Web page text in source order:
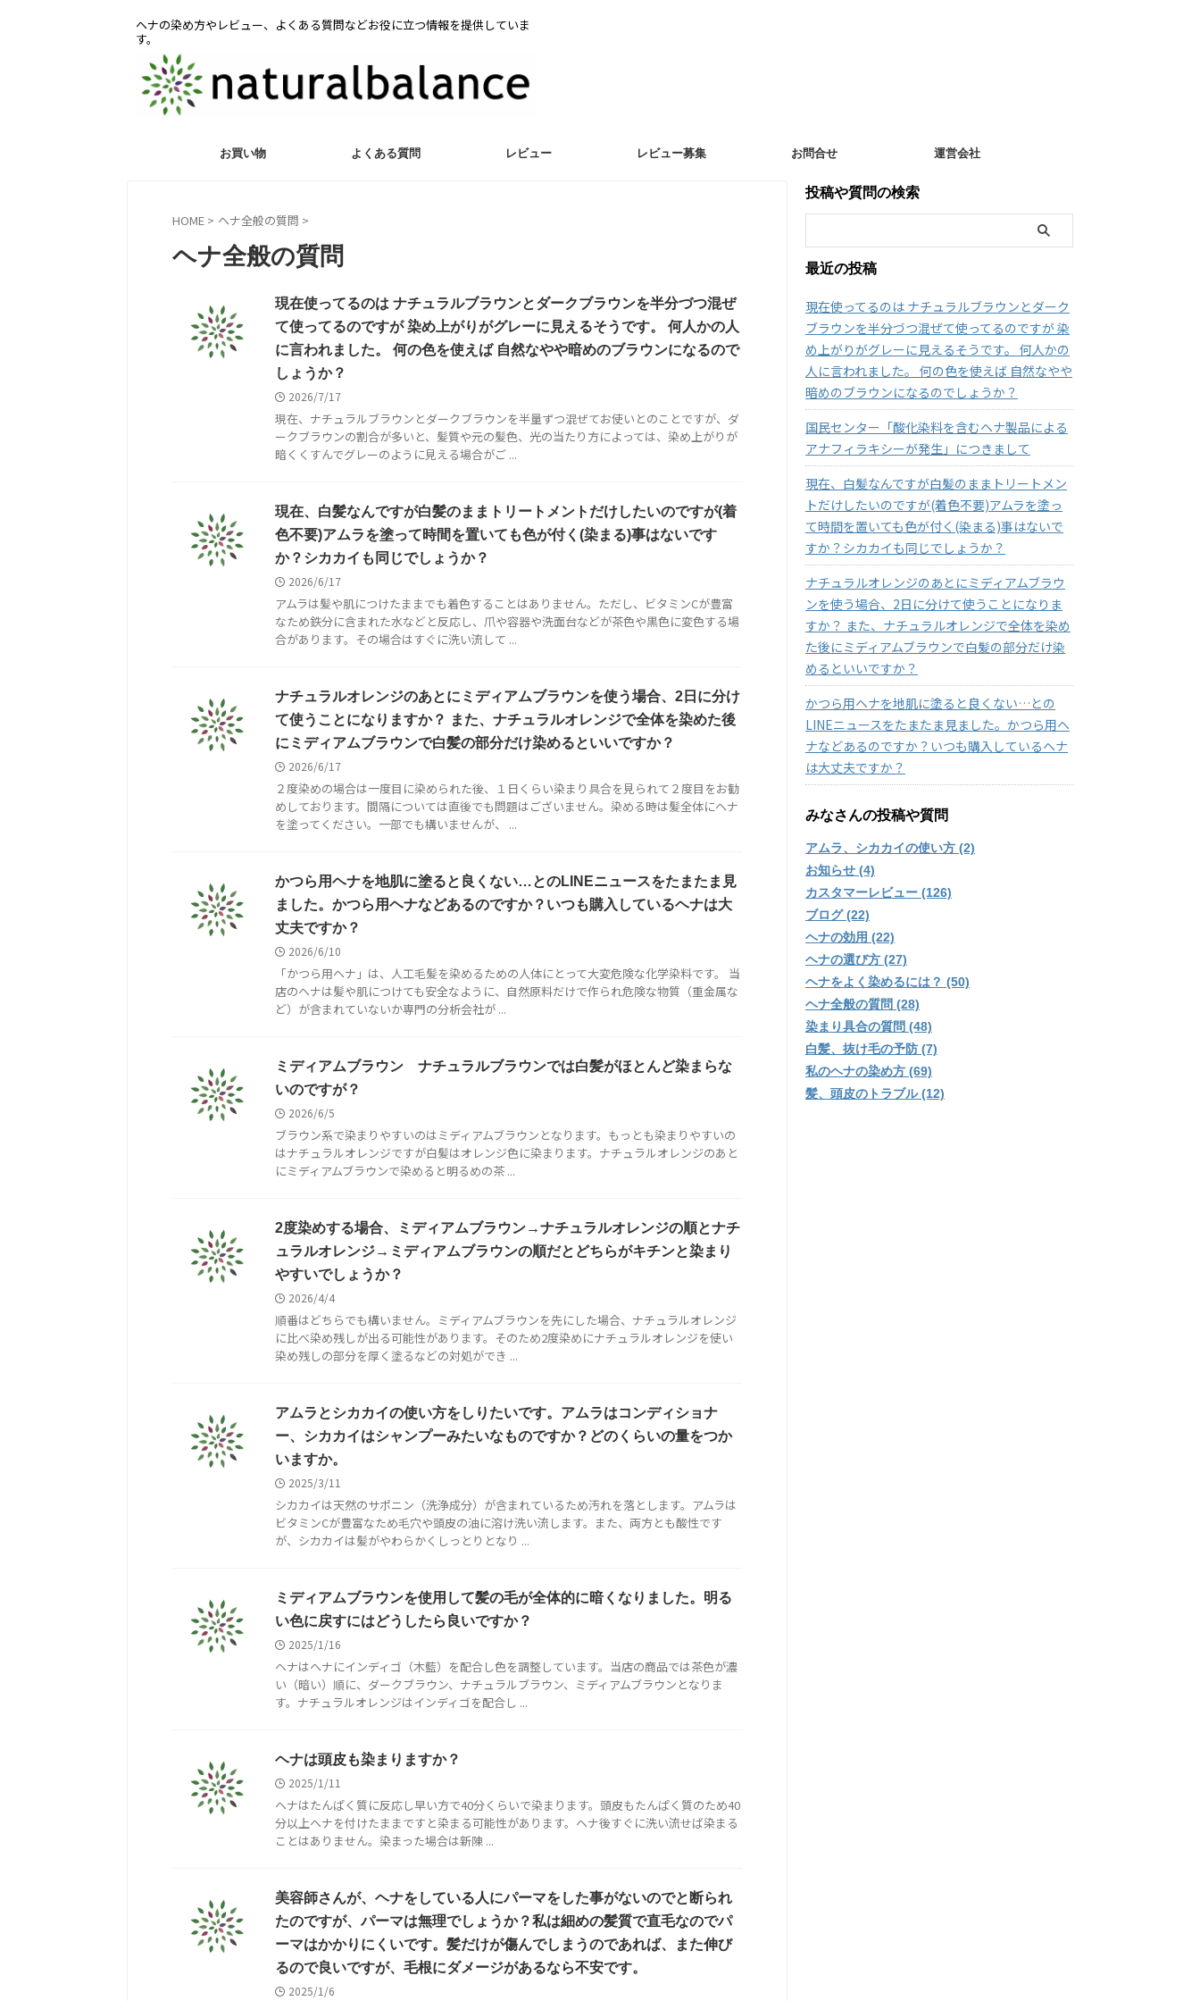
ヘナの染め方やレビュー、よくある質問などお役に立つ情報を提供していま
す。
お買い物 よくある質問 レビュー レビュー募集 お問合せ 運営会社
HOME > ヘナ全般の質問 >
ヘナ全般の質問
現在使ってるのは ナチュラルブラウンとダークブラウンを半分づつ混ぜ
て使ってるのですが 染め上がりがグレーに見えるそうです。 何人かの人
に言われました。 何の色を使えば 自然なやや暗めのブラウンになるので
しょうか？
2026/7/17
現在、ナチュラルブラウンとダークブラウンを半量ずつ混ぜてお使いとのことですが、ダ
ークブラウンの割合が多いと、髪質や元の髪色、光の当たり方によっては、染め上がりが
暗くくすんでグレーのように見える場合がご ...
現在、白髪なんですが白髪のままトリートメントだけしたいのですが(着
色不要)アムラを塗って時間を置いても色が付く(染まる)事はないです
か？シカカイも同じでしょうか？
2026/6/17
アムラは髪や肌につけたままでも着色することはありません。ただし、ビタミンCが豊富
なため鉄分に含まれた水などと反応し、爪や容器や洗面台などが茶色や黒色に変色する場
合があります。その場合はすぐに洗い流して ...
ナチュラルオレンジのあとにミディアムブラウンを使う場合、2日に分け
て使うことになりますか？ また、ナチュラルオレンジで全体を染めた後
にミディアムブラウンで白髪の部分だけ染めるといいですか？
2026/6/17
２度染めの場合は一度目に染められた後、１日くらい染まり具合を見られて２度目をお勧
めしております。間隔については直後でも問題はございません。染める時は髪全体にヘナ
を塗ってください。一部でも構いませんが、 ...
かつら用ヘナを地肌に塗ると良くない…とのLINEニュースをたまたま見
ました。かつら用ヘナなどあるのですか？いつも購入しているヘナは大
丈夫ですか？
2026/6/10
「かつら用ヘナ」は、人工毛髪を染めるための人体にとって大変危険な化学染料です。 当
店のヘナは髪や肌につけても安全なように、自然原料だけで作られ危険な物質（重金属な
ど）が含まれていないか専門の分析会社が ...
ミディアムブラウン ナチュラルブラウンでは白髪がほとんど染まらな
いのですが？
2026/6/5
ブラウン系で染まりやすいのはミディアムブラウンとなります。もっとも染まりやすいの
はナチュラルオレンジですが白髪はオレンジ色に染まります。ナチュラルオレンジのあと
にミディアムブラウンで染めると明るめの茶 ...
2度染めする場合、ミディアムブラウン→ナチュラルオレンジの順とナチ
ュラルオレンジ→ミディアムブラウンの順だとどちらがキチンと染まり
やすいでしょうか？
2026/4/4
順番はどちらでも構いません。ミディアムブラウンを先にした場合、ナチュラルオレンジ
に比べ染め残しが出る可能性があります。そのため2度染めにナチュラルオレンジを使い
染め残しの部分を厚く塗るなどの対処ができ ...
アムラとシカカイの使い方をしりたいです。アムラはコンディショナ
ー、シカカイはシャンプーみたいなものですか？どのくらいの量をつか
いますか。
2025/3/11
シカカイは天然のサポニン（洗浄成分）が含まれているため汚れを落とします。アムラは
ビタミンCが豊富なため毛穴や頭皮の油に溶け洗い流します。また、両方とも酸性です
が、シカカイは髪がやわらかくしっとりとなり ...
ミディアムブラウンを使用して髪の毛が全体的に暗くなりました。明る
い色に戻すにはどうしたら良いですか？
2025/1/16
ヘナはヘナにインディゴ（木藍）を配合し色を調整しています。当店の商品では茶色が濃
い（暗い）順に、ダークブラウン、ナチュラルブラウン、ミディアムブラウンとなりま
す。ナチュラルオレンジはインディゴを配合し ...
ヘナは頭皮も染まりますか？
2025/1/11
ヘナはたんぱく質に反応し早い方で40分くらいで染まります。頭皮もたんぱく質のため40
分以上ヘナを付けたままですと染まる可能性があります。ヘナ後すぐに洗い流せば染まる
ことはありません。染まった場合は新陳 ...
美容師さんが、ヘナをしている人にパーマをした事がないのでと断られ
たのですが、パーマは無理でしょうか？私は細めの髪質で直毛なのでパ
ーマはかかりにくいです。髪だけが傷んでしまうのであれば、また伸び
るので良いですが、毛根にダメージがあるなら不安です。
2025/1/6
投稿や質問の検索
最近の投稿
現在使ってるのは ナチュラルブラウンとダーク
ブラウンを半分づつ混ぜて使ってるのですが 染
め上がりがグレーに見えるそうです。 何人かの
人に言われました。 何の色を使えば 自然なやや
暗めのブラウンになるのでしょうか？
国民センター「酸化染料を含むヘナ製品による
アナフィラキシーが発生」につきまして
現在、白髪なんですが白髪のままトリートメン
トだけしたいのですが(着色不要)アムラを塗っ
て時間を置いても色が付く(染まる)事はないで
すか？シカカイも同じでしょうか？
ナチュラルオレンジのあとにミディアムブラウ
ンを使う場合、2日に分けて使うことになりま
すか？ また、ナチュラルオレンジで全体を染め
た後にミディアムブラウンで白髪の部分だけ染
めるといいですか？
かつら用ヘナを地肌に塗ると良くない…との
LINEニュースをたまたま見ました。かつら用ヘ
ナなどあるのですか？いつも購入しているヘナ
は大丈夫ですか？
みなさんの投稿や質問
アムラ、シカカイの使い方 (2)
お知らせ (4)
カスタマーレビュー (126)
ブログ (22)
ヘナの効用 (22)
ヘナの選び方 (27)
ヘナをよく染めるには？ (50)
ヘナ全般の質問 (28)
染まり具合の質問 (48)
白髪、抜け毛の予防 (7)
私のヘナの染め方 (69)
髪、頭皮のトラブル (12)